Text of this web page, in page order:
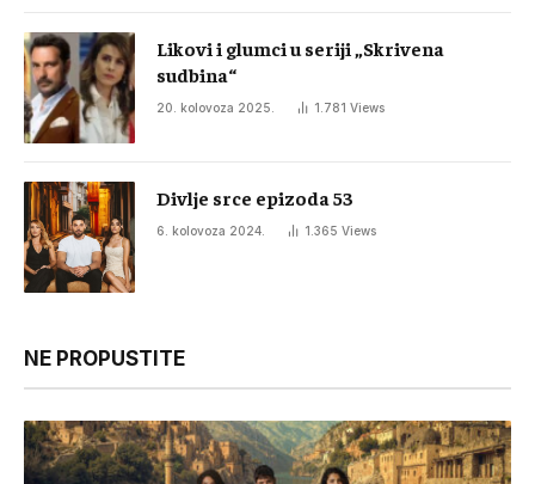
Likovi i glumci u seriji „Skrivena
sudbina“
20. kolovoza 2025. 1.781 Views
Divlje srce epizoda 53
6. kolovoza 2024. 1.365 Views
NE PROPUSTITE